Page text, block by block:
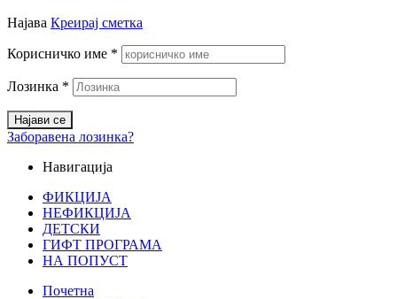
Најава Креирај сметка
Корисничко име *
Лозинка *
Најави се
Заборавена лозинка?
Навигација
ФИКЦИЈА
НЕФИКЦИЈА
ДЕТСКИ
ГИФТ ПРОГРАМА
НА ПОПУСТ
Почетна